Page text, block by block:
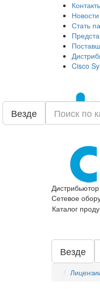
Новости
Стать
Cisco
Сетевое
Везде
Каталог
Везде